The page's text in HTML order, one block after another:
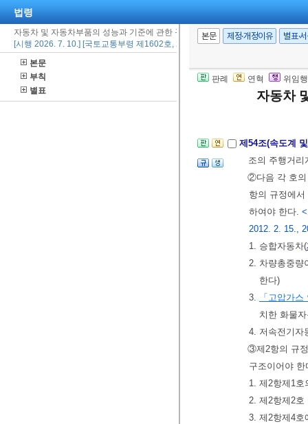
법령
자동차 및 자동차부품의 성능과 기준에 관한 규칙
[시행 2026. 7. 10.] [국토교통부령 제1602호, 2026. 7. 10., 일부개정]
본문
부칙
별표
본문 제정·개정이유 별표·
판례 연혁 위임
자동차
가. 경고음
나. 경고음
상일 것
[본조신설
제54조(속도계
조의 주행거
②다음 각 호의
항의 규정에
하여야 한다.
2012. 2. 15.,
1. 승합자동차(
2. 차량총중량
한다)
3.
「고압가
치한 화물
4. 저속전기자
③제2항의 규
구조이어야
1. 제2항제1
2. 제2항제2호
3. 제2항제4호